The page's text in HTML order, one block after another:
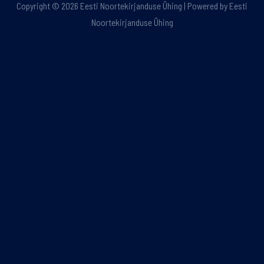
Copyright © 2026 Eesti Noortekirjanduse Ühing | Powered by Eesti
Noortekirjanduse Ühing